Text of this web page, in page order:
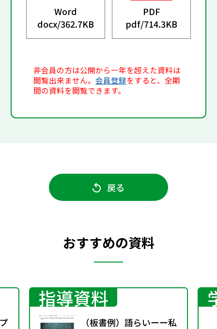
Word
docx/362.7KB
PDF
pdf/714.3KB
非会員の方は公開から一年を超えた資料は
閲覧出来ません。会員登録をすると、全期
間の資料を閲覧できます。
戻る
おすすめの資料
指導資料
（板書例）語らいーー私